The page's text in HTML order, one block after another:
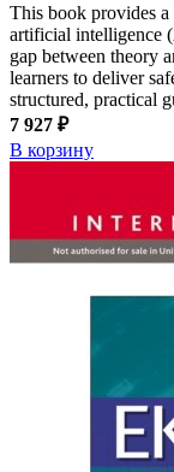
This book provides
artificial intelligence
gap between theory
learners to deliver
structured, practical
7 927 ₽
В корзину